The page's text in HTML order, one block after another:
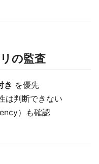
の監査
き を優先
は判断できない
）も確認